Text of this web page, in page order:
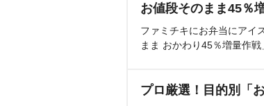
お値段そのまま45％
ファミチキにお弁当にアイ
まま おかわり45％増量作
プロ厳選！目的別「